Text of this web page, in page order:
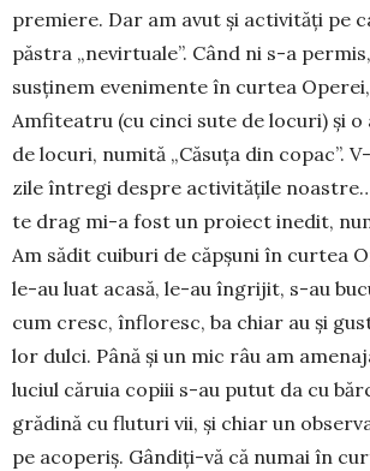
premiere. Dar am avut şi activităţi pe
păstra „nevirtuale”. Când ni s-a
sus­ţinem evenimente în curtea Operei,
Amfiteatru (cu cinci sute de locuri) şi o
de locuri, nu­mită „Căsuţa din copac”.
zile în­tregi despre activităţile
te drag mi-a fost un proiect inedit,
Am sădit cuiburi de căpşuni în curtea
le-au luat acasă, le-au îngrijit, s-au
cum cresc, înfloresc, ba chiar au şi
lor dulci. Până şi un mic râu am
luciul căruia copiii s-au putut da cu
grădină cu fluturi vii, și chiar un
pe acoperiş. Gândiţi-vă că numai în